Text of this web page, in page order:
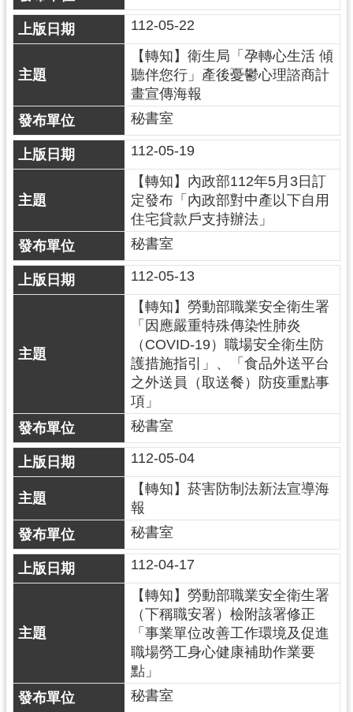
112-05-22
【轉知】衛生局「孕轉心生活 傾
聽伴您行」產後憂鬱心理諮商計
畫宣傳海報
秘書室
112-05-19
【轉知】內政部112年5月3日訂
定發布「內政部對中產以下自用
住宅貸款戶支持辦法」
秘書室
112-05-13
【轉知】勞動部職業安全衛生署
「因應嚴重特殊傳染性肺炎
（COVID-19）職場安全衛生防
護措施指引」、「食品外送平台
之外送員（取送餐）防疫重點事
項」
秘書室
112-05-04
【轉知】菸害防制法新法宣導海
報
秘書室
112-04-17
【轉知】勞動部職業安全衛生署
（下稱職安署）檢附該署修正
「事業單位改善工作環境及促進
職場勞工身心健康補助作業要
點」
秘書室